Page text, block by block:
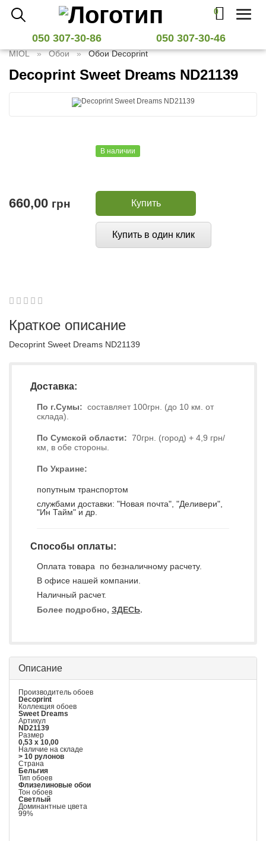
0
Toggle
050 307-30-86 050 307-30-46
MIOL Обои Обои Decoprint
Decoprint Sweet Dreams ND21139
В наличии
660,00 грн Купить
Купить в один клик
12345
Краткое описание
Decoprint Sweet Dreams ND21139
Доставка:
По г.Сумы: составляет 100грн. (до 10 км. от
склада).
По Сумской области: 70грн. (город) + 4,9 грн/
км, в обе стороны.
По Украине:
попутным транспортом
службами доставки: "Новая почта", "Деливери",
"Ин Тайм" и др.
Способы оплаты:
Оплата товара по безналичному расчету.
В офисе нашей компании.
Наличный расчет.
Более подробно, ЗДЕСЬ.
Описание
Производитель обоев
Decoprint
Коллекция обоев
Sweet Dreams
Артикул
ND21139
Размер
0,53 x 10,00
Наличие на складе
> 10 рулонов
Страна
Бельгия
Тип обоев
Флизелиновые обои
Тон обоев
Светлый
Доминантные цвета
99%